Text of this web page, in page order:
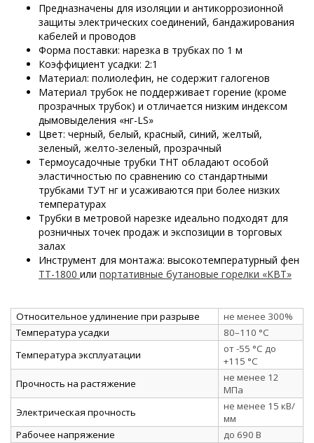
Предназначены для изоляции и антикоррозионной
защиты электрических соединений, бандажирования
кабелей и проводов
Форма поставки: нарезка в трубках по 1 м
Коэффициент усадки: 2:1
Материал: полиолефин, не содержит галогенов
Материал трубок не поддерживает горение (кроме
прозрачных трубок) и отличается низким индексом
дымовыделения «нг-LS»
Цвет: черный, белый, красный, синий, желтый,
зеленый, желто-зеленый, прозрачный
Термоусадочные трубки ТНТ обладают особой
эластичностью по сравнению со стандартными
трубками ТУТ нг и усаживаются при более низких
температурах
Трубки в метровой нарезке идеально подходят для
розничных точек продаж и экспозиции в торговых
залах
Инструмент для монтажа: высокотемпературный фен
ТТ-1800 или портативные бутановые горелки «КВТ»
Относительное удлинение при разрыве
не менее 300%
Температура усадки
80–110 °C
Температура эксплуатации
от -55 °C до
+115 °C
Прочность на растяжение
не менее 12
МПа
Электрическая прочность
не менее 15 кВ/
мм
Рабочее напряжение
до 690 В